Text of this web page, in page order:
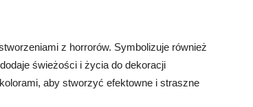
z horrorów. Symbolizuje również
świeżości i życia do dekoracji
aby stworzyć efektowne i straszne